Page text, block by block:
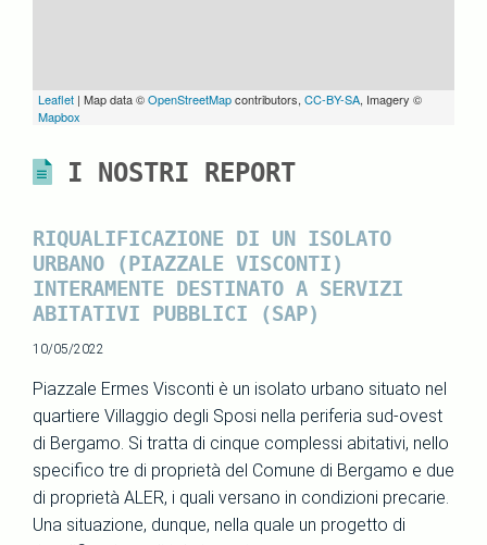
Leaflet | Map data ©OpenStreetMapcontributors, CC-BY-SA, Imagery ©
Mapbox
I NOSTRI REPORT
RIQUALIFICAZIONE DI UN ISOLATO
URBANO (PIAZZALE VISCONTI)
INTERAMENTE DESTINATO A SERVIZI
ABITATIVI PUBBLICI (SAP)​ ​
10/05/2022
Piazzale Ermes Visconti è un isolato urbano situato nel
quartiere Villaggio degli Sposi nella periferia sud-ovest
di Bergamo. Si tratta di cinque complessi abitativi, nello
specifico tre di proprietà del Comune di Bergamo e due
di proprietà ALER, i quali versano in condizioni precarie.
Una situazione, dunque, nella quale un progetto di